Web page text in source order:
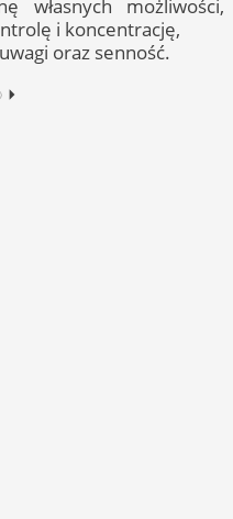
własnych możliwości,
i koncentrację,
oraz senność.
⏵︎